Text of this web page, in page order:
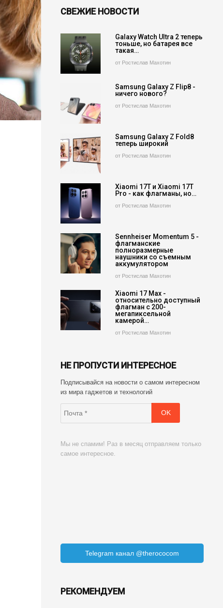
СВЕЖИЕ НОВОСТИ
Galaxy Watch Ultra 2 теперь
тоньше, но батарея все
такая…
от Ростислав Махотин
Samsung Galaxy Z Flip8 -
ничего нового?
от Ростислав Махотин
Samsung Galaxy Z Fold8
теперь широкий
от Ростислав Махотин
Xiaomi 17T и Xiaomi 17T
Pro - как флагманы, но…
от Ростислав Махотин
Sennheiser Momentum 5 -
флагманские
полноразмерные
наушники со съемным
аккумулятором
от Ростислав Махотин
Xiaomi 17 Max -
относительно доступный
флагман с 200-
мегапиксельной
камерой…
от Ростислав Махотин
НЕ ПРОПУСТИ ИНТЕРЕСНОЕ
Подписывайся на новости о самом интересном
из мира гаджетов и технологий
Мы не спамим! Раз в месяц отправляем только
самое интересное.
Telegram канал @therococom
РЕКОМЕНДУЕМ